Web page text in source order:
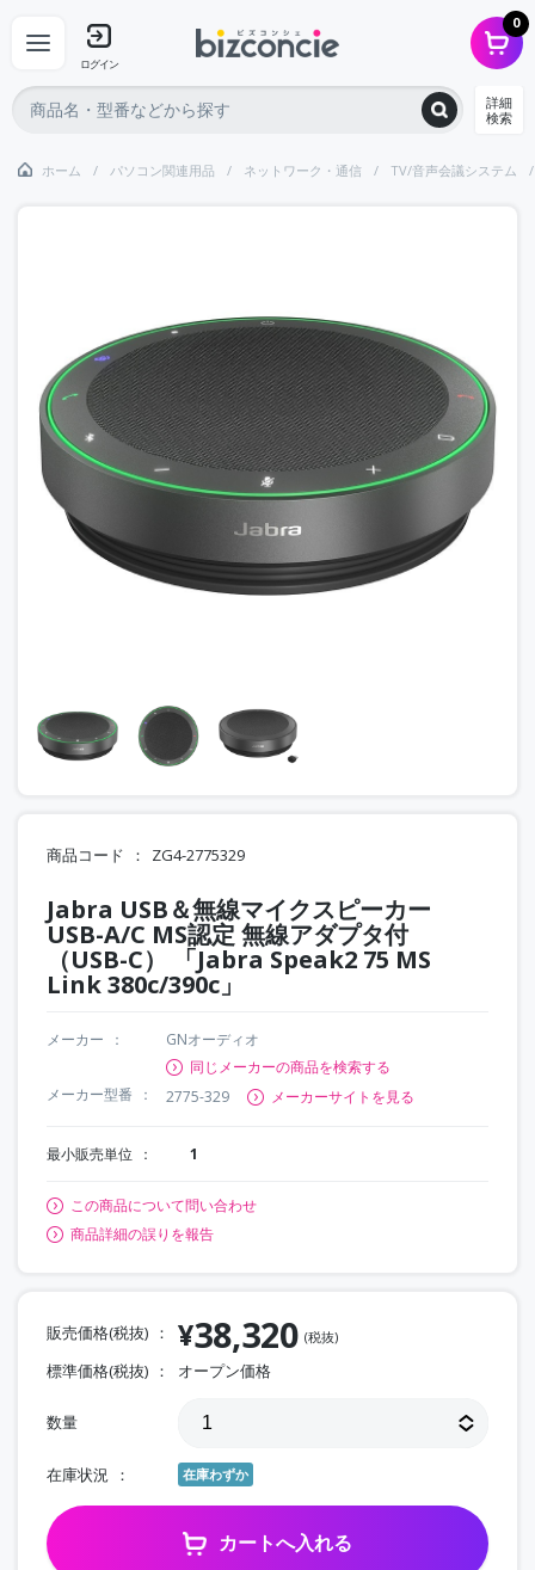
ログイン
0
詳細
検索
ホーム パソコン関連用品 ネットワーク・通信 TV/音声会議システム
商品コード ZG4-2775329
Jabra USB＆無線マイクスピーカー
USB-A/C MS認定 無線アダプタ付
（USB-C） 「Jabra Speak2 75 MS
Link 380c/390c」
メーカー
GNオーディオ
同じメーカーの商品を検索する
メーカー型番
2775-329 メーカーサイトを見る
最小販売単位 1
この商品について問い合わせ
商品詳細の誤りを報告
販売価格(税抜) ¥38,320 (税抜)
標準価格(税抜) オープン価格
数量
在庫状況 在庫わずか
カートへ入れる